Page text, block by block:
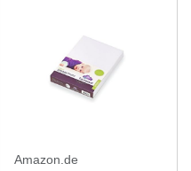
Amazon.de